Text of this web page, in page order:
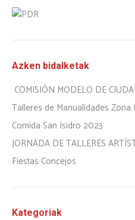
Azken bidalketak
COMISIÓN MODELO DE
Talleres de Manualidades Zona
Comida San Isidro 2023
JORNADA DE TALLERES
Fiestas Concejos
Kategoriak